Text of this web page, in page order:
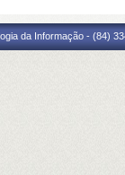
da Informação - (84)